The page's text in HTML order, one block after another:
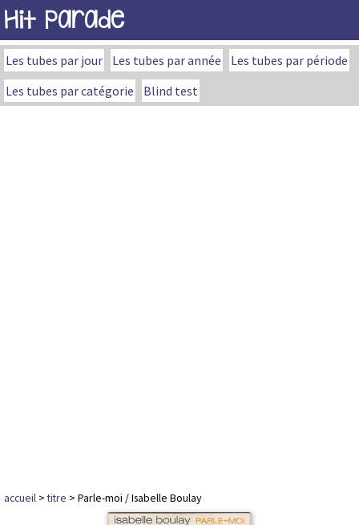
Hit Parade
Les tubes par jour Les tubes par année
Les tubes par période
Les tubes par catégorie
Blind test
accueil >titre > Parle-moi / Isabelle Boulay